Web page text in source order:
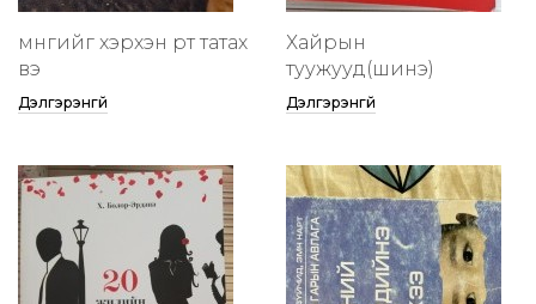
мөнгийг хэрхэн өөртөө татах
вэ
Дэлгэрэнгүй
Хайрын
туужууд(шинэ)
Дэлгэрэнгүй